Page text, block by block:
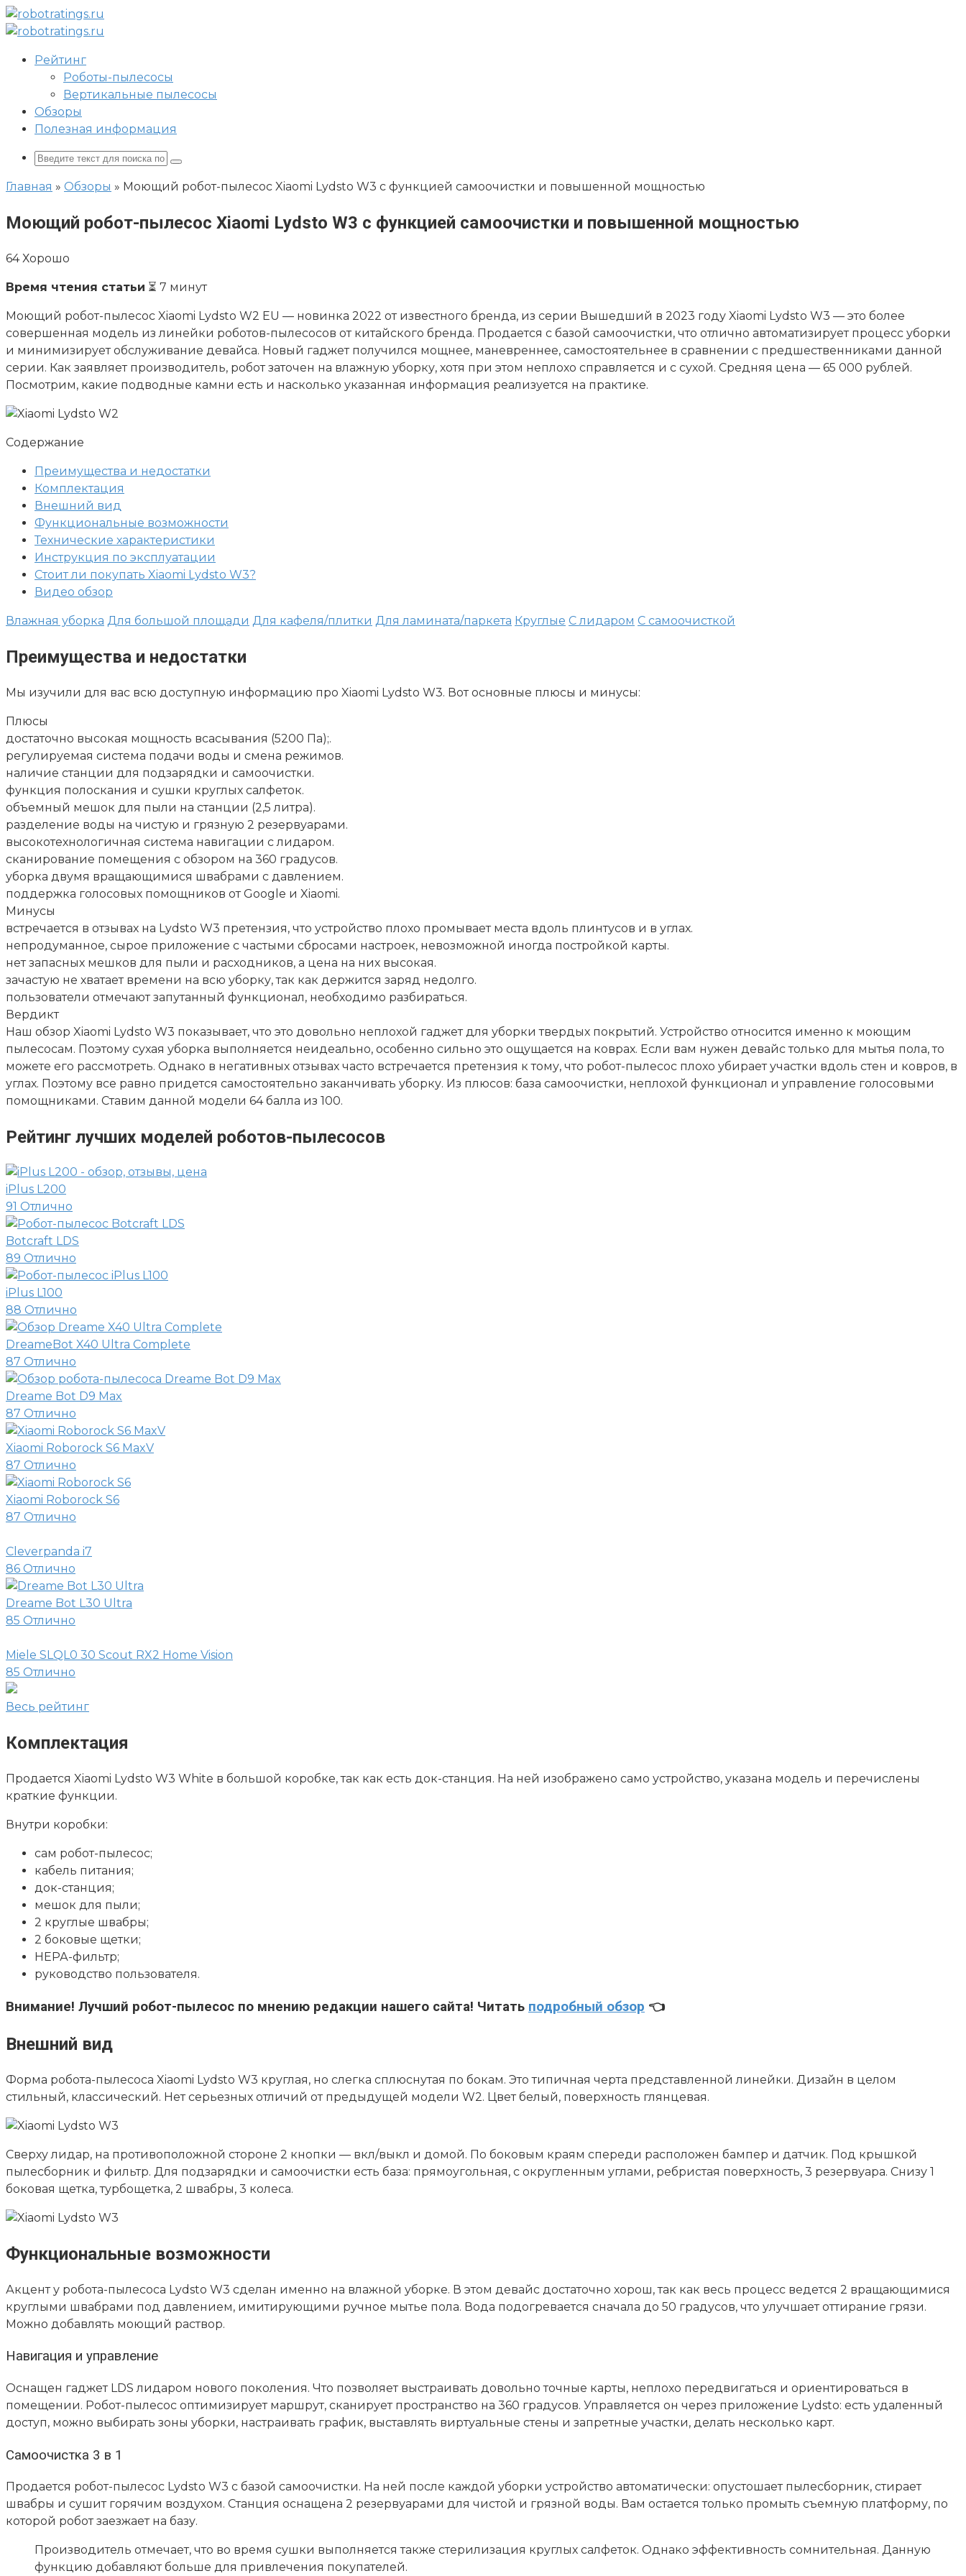
Перейти
к
Рейтинг
Роботы-пылесосы
Вертикальные пылесосы
Обзоры
Полезная информация
Поиск:
Главная » Обзоры » Моющий робот-пылесос Xiaomi Lydsto W3 с функцией самоочистки и повышенной мощностью
Моющий робот-пылесос Xiaomi Lydsto W3 с функцией самоочистки и повышенной мощностью
64 Хорошо
Время чтения статьи ⏳ 7 минут
Моющий робот-пылесос Xiaomi Lydsto W2 EU — новинка 2022 от известного бренда, из серии Вышедший в 2023 году Xiaomi Lydsto W3 — это более
совершенная модель из линейки роботов-пылесосов от китайского бренда. Продается с базой самоочистки, что отлично автоматизирует процесс уборки
и минимизирует обслуживание девайса. Новый гаджет получился мощнее, маневреннее, самостоятельнее в сравнении с предшественниками данной
серии. Как заявляет производитель, робот заточен на влажную уборку, хотя при этом неплохо справляется и с сухой. Средняя цена — 65 000 рублей.
Посмотрим, какие подводные камни есть и насколько указанная информация реализуется на практике.
Содержание
Преимущества и недостатки
Комплектация
Внешний вид
Функциональные возможности
Технические характеристики
Инструкция по эксплуатации
Стоит ли покупать Xiaomi Lydsto W3?
Видео обзор
Влажная уборка Для большой площади Для кафеля/плитки Для ламината/паркета Круглые С лидаром С самоочисткой
Преимущества и недостатки
Мы изучили для вас всю доступную информацию про Xiaomi Lydsto W3. Вот основные плюсы и минусы:
Плюсы
достаточно высокая мощность всасывания (5200 Па);.
регулируемая система подачи воды и смена режимов.
наличие станции для подзарядки и самоочистки.
функция полоскания и сушки круглых салфеток.
объемный мешок для пыли на станции (2,5 литра).
разделение воды на чистую и грязную 2 резервуарами.
высокотехнологичная система навигации с лидаром.
сканирование помещения с обзором на 360 градусов.
уборка двумя вращающимися швабрами с давлением.
поддержка голосовых помощников от Google и Xiaomi.
Минусы
встречается в отзывах на Lydsto W3 претензия, что устройство плохо промывает места вдоль плинтусов и в углах.
непродуманное, сырое приложение с частыми сбросами настроек, невозможной иногда постройкой карты.
нет запасных мешков для пыли и расходников, а цена на них высокая.
зачастую не хватает времени на всю уборку, так как держится заряд недолго.
пользователи отмечают запутанный функционал, необходимо разбираться.
Вердикт
Наш обзор Xiaomi Lydsto W3 показывает, что это довольно неплохой гаджет для уборки твердых покрытий. Устройство относится именно к моющим
пылесосам. Поэтому сухая уборка выполняется неидеально, особенно сильно это ощущается на коврах. Если вам нужен девайс только для мытья пола, то
можете его рассмотреть. Однако в негативных отзывах часто встречается претензия к тому, что робот-пылесос плохо убирает участки вдоль стен и ковров, в
углах. Поэтому все равно придется самостоятельно заканчивать уборку. Из плюсов: база самоочистки, неплохой функционал и управление голосовыми
помощниками. Ставим данной модели 64 балла из 100.
Рейтинг лучших моделей роботов-пылесосов
iPlus L200
91 Отлично
Botcraft LDS
89 Отлично
iPlus L100
88 Отлично
DreameBot X40 Ultra Complete
87 Отлично
Dreame Bot D9 Max
87 Отлично
Xiaomi Roborock S6 MaxV
87 Отлично
Xiaomi Roborock S6
87 Отлично
Cleverpanda i7
86 Отлично
Dreame Bot L30 Ultra
85 Отлично
Miele SLQL0 30 Scout RX2 Home Vision
85 Отлично
Весь рейтинг
Комплектация
Продается Xiaomi Lydsto W3 White в большой коробке, так как есть док-станция. На ней изображено само устройство, указана модель и перечислены
краткие функции.
Внутри коробки:
сам робот-пылесос;
кабель питания;
док-станция;
мешок для пыли;
2 круглые швабры;
2 боковые щетки;
НЕРА-фильтр;
руководство пользователя.
Внимание! Лучший робот-пылесос по мнению редакции нашего сайта! Читать подробный обзор 👈
Внешний вид
Форма робота-пылесоса Xiaomi Lydsto W3 круглая, но слегка сплюснутая по бокам. Это типичная черта представленной линейки. Дизайн в целом
стильный, классический. Нет серьезных отличий от предыдущей модели W2. Цвет белый, поверхность глянцевая.
Сверху лидар, на противоположной стороне 2 кнопки — вкл/выкл и домой. По боковым краям спереди расположен бампер и датчик. Под крышкой
пылесборник и фильтр. Для подзарядки и самоочистки есть база: прямоугольная, с округленным углами, ребристая поверхность, 3 резервуара. Снизу 1
боковая щетка, турбощетка, 2 швабры, 3 колеса.
Функциональные возможности
Акцент у робота-пылесоса Lydsto W3 сделан именно на влажной уборке. В этом девайс достаточно хорош, так как весь процесс ведется 2 вращающимися
круглыми швабрами под давлением, имитирующими ручное мытье пола. Вода подогревается сначала до 50 градусов, что улучшает оттирание грязи.
Можно добавлять моющий раствор.
Навигация и управление
Оснащен гаджет LDS лидаром нового поколения. Что позволяет выстраивать довольно точные карты, неплохо передвигаться и ориентироваться в
помещении. Робот-пылесос оптимизирует маршрут, сканирует пространство на 360 градусов. Управляется он через приложение Lydsto: есть удаленный
доступ, можно выбирать зоны уборки, настраивать график, выставлять виртуальные стены и запретные участки, делать несколько карт.
Самоочистка 3 в 1
Продается робот-пылесос Lydsto W3 с базой самоочистки. На ней после каждой уборки устройство автоматически: опустошает пылесборник, стирает
швабры и сушит горячим воздухом. Станция оснащена 2 резервуарами для чистой и грязной воды. Вам остается только промыть съемную платформу, по
которой робот заезжает на базу.
Производитель отмечает, что во время сушки выполняется также стерилизация круглых салфеток. Однако эффективность сомнительная. Данную
функцию добавляют больше для привлечения покупателей.